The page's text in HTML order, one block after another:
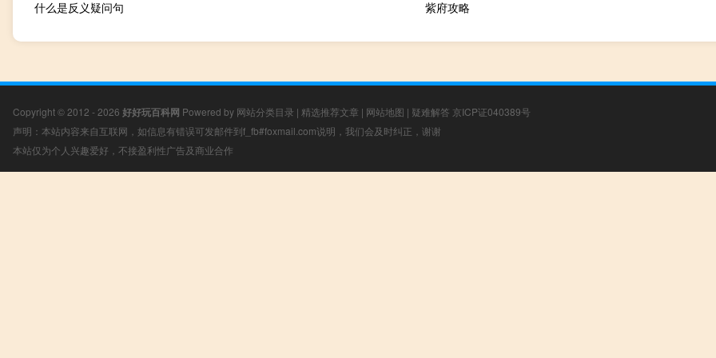
什么是反义疑问句 紫府攻略
Copyright © 2012 - 2026 好好玩百科网 Powered by 网站分类目录 | 精选推荐文章 | 网站地图 | 疑难解答 京ICP证040389号
声明：本站内容来自互联网，如信息有错误可发邮件到f_fb#foxmail.com说明，我们会及时纠正，谢谢
本站仅为个人兴趣爱好，不接盈利性广告及商业合作